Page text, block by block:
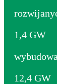
1,4 GW
12,4 GW